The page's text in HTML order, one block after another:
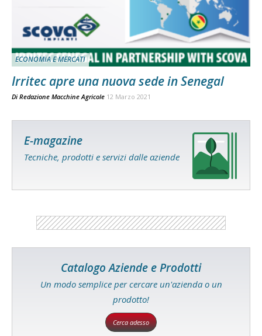
ECONOMIA E MERCATI
Irritec apre una nuova sede in Senegal
Di Redazione Macchine Agricole 12 Marzo 2021
E-magazine
Tecniche, prodotti e servizi dalle aziende
Catalogo Aziende e Prodotti
Un modo semplice per cercare un'azienda o un
prodotto!
Cerca adesso